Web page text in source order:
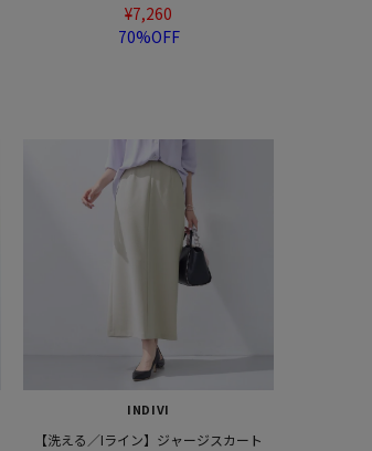
¥7,260
70%OFF
INDIVI
【洗える／Iライン】ジャージスカート